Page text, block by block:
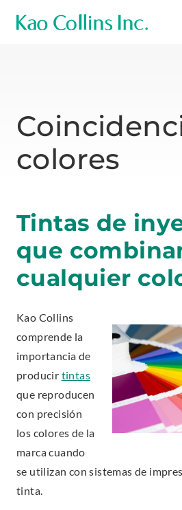
colores
Tintas de
que
cualquier
Kao Collins
comprende la
importancia de
producir tintas
que reproducen
con precisión
los colores de la
marca cuando
se utilizan con sistemas de
tinta.